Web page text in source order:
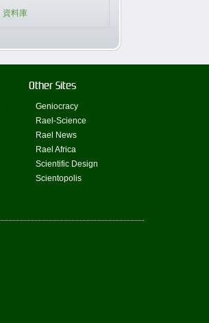
資料庫
Other Sites
Geniocracy
Rael-Science
Rael News
Rael Africa
Scientific Design
Scientopolis